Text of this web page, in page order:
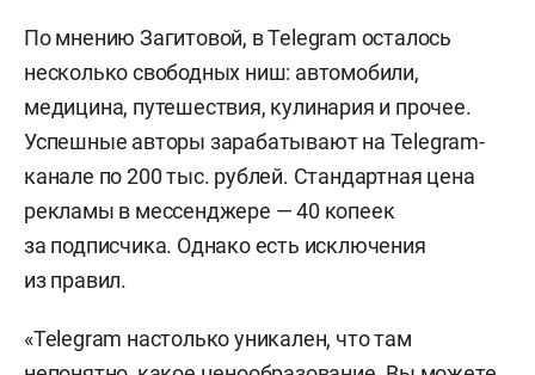
По мнению Загитовой, в Telegram осталось
несколько свободных ниш: автомобили,
медицина, путешествия, кулинария и прочее.
Успешные авторы зарабатывают на Telegram-
канале по 200 тыс. рублей. Стандартная цена
рекламы в мессенджере — 40 копеек
за подписчика. Однако есть исключения
из правил.
«Telegram настолько уникален, что там